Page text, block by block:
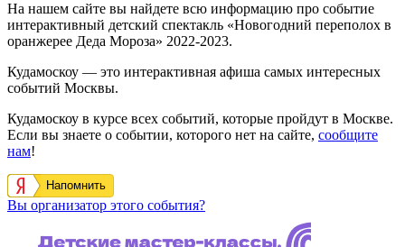
На нашем сайте вы найдете всю информацию про событие
интерактивный детский спектакль «Новогодний переполох в
оранжерее Деда Мороза» 2022-2023.
Кудамоскоу — это интерактивная афиша самых интересных
событий Москвы.
Кудамоскоу в курсе всех событий, которые пройдут в Москве.
Если вы знаете о событии, которого нет на сайте, сообщите
нам!
Напомнить
Вы организатор этого события?